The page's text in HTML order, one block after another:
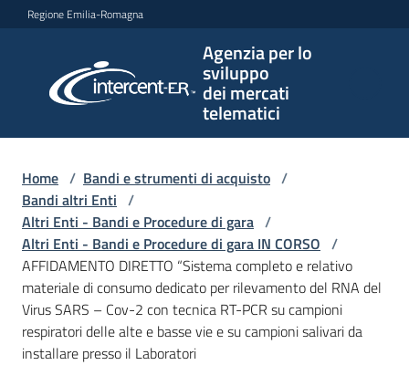
Vai al contenuto
Vai alla navigazione
Vai al footer
Regione Emilia-Romagna
Agenzia per lo
sviluppo
dei mercati
telematici
per lo
sviluppo
telematici
L'Agenzia
Bandi
e
Home / Bandi e strumenti di acquisto /
Bandi altri Enti /
Altri Enti - Bandi e Procedure di gara /
Altri Enti - Bandi e Procedure di gara IN CORSO /
AFFIDAMENTO DIRETTO “Sistema completo e relativo
materiale di consumo dedicato per rilevamento del RNA del
Virus SARS – Cov-2 con tecnica RT-PCR su campioni
respiratori delle alte e basse vie e su campioni salivari da
installare presso il Laboratori